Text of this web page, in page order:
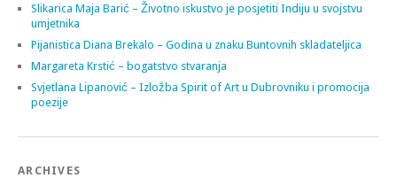
Slikarica Maja Barić – Životno iskustvo je posjetiti Indiju u svojstvu
umjetnika
Pijanistica Diana Brekalo – Godina u znaku Buntovnih skladateljica
Margareta Krstić – bogatstvo stvaranja
Svjetlana Lipanović – Izložba Spirit of Art u Dubrovniku i promocija
poezije
ARCHIVES